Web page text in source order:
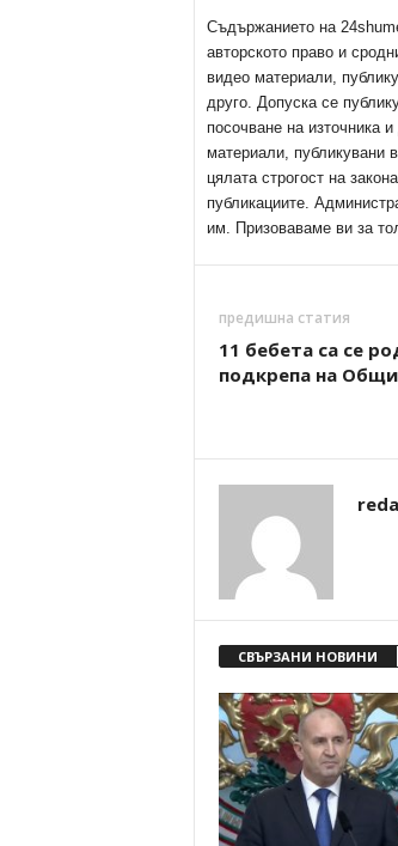
Съдържанието на
авторското право и
видео материали,
друго. Допуска се
посочване на източника
материали, публикувани
цялата строгост на
публикациите.
им. Призоваваме ви за
предишна статия
11 бебета са се
подкрепа на
СВЪРЗАНИ НОВИНИ